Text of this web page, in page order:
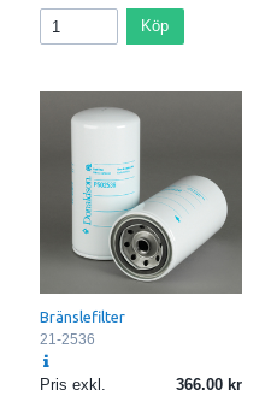
Köp
Bränslefilter
21-2536
Pris exkl. 366.00